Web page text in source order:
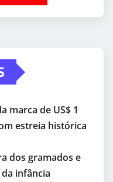
marca de US$ 1
estreia histórica
dos gramados e
infância